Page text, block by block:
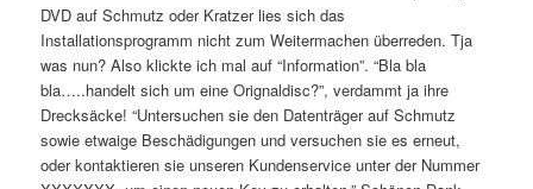
DVD auf Schmutz oder Kratzer lies sich das
Installationsprogramm nicht zum Weitermachen überreden. Tja
was nun? Also klickte ich mal auf “Information”. “Bla bla
bla…..handelt sich um eine Orignaldisc?”, verdammt ja ihre
Drecksäcke! “Untersuchen sie den Datenträger auf Schmutz
sowie etwaige Beschädigungen und versuchen sie es erneut,
oder kontaktieren sie unseren Kundenservice unter der Nummer